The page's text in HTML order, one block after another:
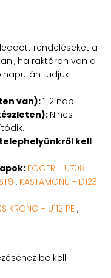
rendeléseket a
ha raktáron van a
tudjuk
van):1-2 nap
Nincs
kell
EGGER - U708
, KASTAMONU - D123
KRONO - U112 PE ,
be kell